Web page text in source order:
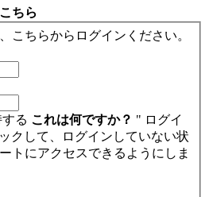
ちら
こちらからログインください。
る これは何ですか？ " ログイ
クして、ログインしていない状
トにアクセスできるようにしま